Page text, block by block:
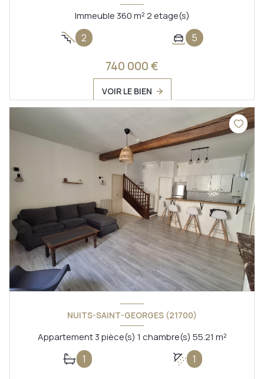
Immeuble 360 m² 2 etage(s)
2 5
740 000 €
VOIR LE BIEN
NUITS-SAINT-GEORGES (21700)
Appartement 3 pièce(s) 1 chambre(s) 55.21 m²
1 1